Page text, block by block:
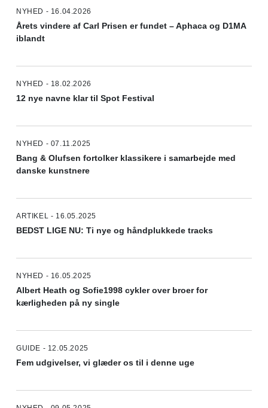
NYHED - 16.04.2026
Årets vindere af Carl Prisen er fundet – Aphaca og D1MA
iblandt
NYHED - 18.02.2026
12 nye navne klar til Spot Festival
NYHED - 07.11.2025
Bang & Olufsen fortolker klassikere i samarbejde med
danske kunstnere
ARTIKEL - 16.05.2025
BEDST LIGE NU: Ti nye og håndplukkede tracks
NYHED - 16.05.2025
Albert Heath og Sofie1998 cykler over broer for
kærligheden på ny single
GUIDE - 12.05.2025
Fem udgivelser, vi glæder os til i denne uge